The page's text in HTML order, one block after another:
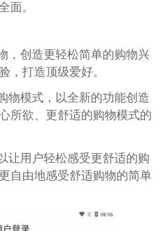
面。
，创造更轻松简单的购物兴
，打造顶级爱好。
物模式，以全新的功能创造
所欲、更舒适的购物模式的
让用户轻松感受更舒适的购
自由地感受舒适购物的简单